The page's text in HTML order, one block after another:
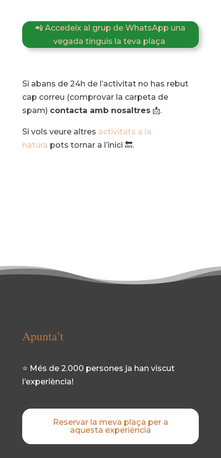
📲 Accedeix al grup de WhatsApp una
vegada tinguis la teva plaça
Si abans de 24h de l’activitat no has rebut
cap correu (comprovar la carpeta de
spam) contacta amb nosaltres📩.
Si vols veure altres activitats a la
natura pots tornar a l’inici 🔙.
Apunta’t
⭐ Més de 2.000 persones ja han viscut
l’experiència!
Reservar la meva plaça per a
aquesta experiència